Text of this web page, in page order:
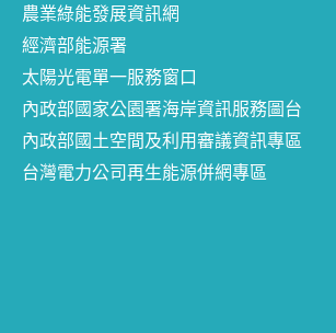
農業綠能發展資訊網
經濟部能源署
太陽光電單一服務窗口
內政部國家公園署海岸資訊服務圖台
內政部國土空間及利用審議資訊專區
台灣電力公司再生能源併網專區